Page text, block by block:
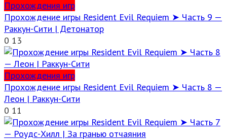
Прохождения игр
Прохождение игры Resident Evil Requiem ➤ Часть 9 —
Раккун-Сити | Детонатор
0 13
Прохождения игр
Прохождение игры Resident Evil Requiem ➤ Часть 8 —
Леон | Раккун-Сити
0 11